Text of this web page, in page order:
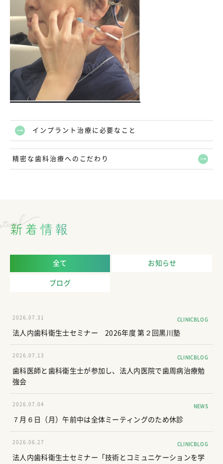
インプラント治療に必要なこと
精密な歯科治療へのこだわり
新着情報
全て お知らせ
ブログ
2026.07.31
法人内歯科衛生士セミナー 2026年度 第２回黒川塾
CLINICBLOG
2026.07.13
歯科医師と歯科衛生士が参加し、法人内医院で歯周病治療勉
強会
CLINICBLOG
2026.07.04
７月６日（月）午前中は全体ミーティングのため休診
NEWS
2026.06.27
法人内歯科衛生士セミナー「技術とコミュニケーションを学
CLINICBLOG